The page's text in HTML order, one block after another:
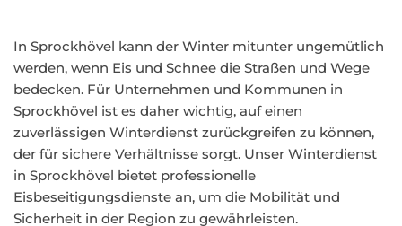
In Sprockhövel kann der Winter mitunter ungemütlich
werden, wenn Eis und Schnee die Straßen und Wege
bedecken. Für Unternehmen und Kommunen in
Sprockhövel ist es daher wichtig, auf einen
zuverlässigen Winterdienst zurückgreifen zu können,
der für sichere Verhältnisse sorgt. Unser Winterdienst
in Sprockhövel bietet professionelle
Eisbeseitigungsdienste an, um die Mobilität und
Sicherheit in der Region zu gewährleisten.